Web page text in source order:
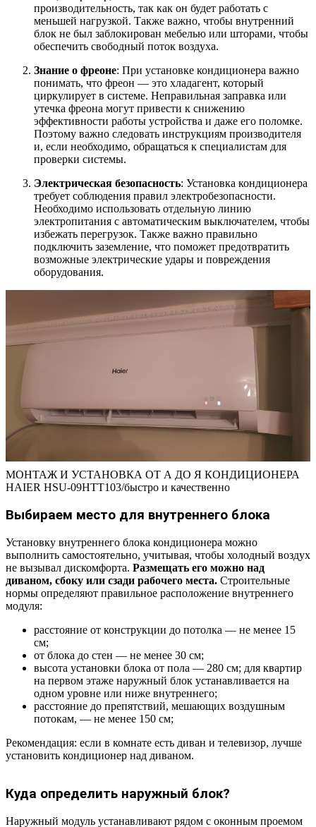
производительность, так как он будет работать с
меньшей нагрузкой. Также важно, чтобы внутренний
блок не был заблокирован мебелью или шторами, чтобы
обеспечить свободный поток воздуха.
Знание о фреоне: При установке кондиционера важно
понимать, что фреон — это хладагент, который
циркулирует в системе. Неправильная заправка или
утечка фреона могут привести к снижению
эффективности работы устройства и даже его поломке.
Поэтому важно следовать инструкциям производителя
и, если необходимо, обращаться к специалистам для
проверки системы.
Электрическая безопасность: Установка кондиционера
требует соблюдения правил электробезопасности.
Необходимо использовать отдельную линию
электропитания с автоматическим выключателем, чтобы
избежать перегрузок. Также важно правильно
подключить заземление, что поможет предотвратить
возможные электрические удары и повреждения
оборудования.
МОНТАЖ И УСТАНОВКА ОТ А ДО Я КОНДИЦИОНЕРА
HAIER HSU-09HTT103/быстро и качественно
Выбираем место для внутреннего блока
Установку внутреннего блока кондиционера можно
выполнить самостоятельно, учитывая, чтобы холодный воздух
не вызывал дискомфорта. Размещать его можно над
диваном, сбоку или сзади рабочего места. Строительные
нормы определяют правильное расположение внутреннего
модуля:
расстояние от конструкции до потолка — не менее 15
см;
от блока до стен — не менее 30 см;
высота установки блока от пола — 280 см; для квартир
на первом этаже наружный блок устанавливается на
одном уровне или ниже внутреннего;
расстояние до препятствий, мешающих воздушным
потокам, — не менее 150 см;
Рекомендация: если в комнате есть диван и телевизор, лучше
установить кондиционер над диваном.
Куда определить наружный блок?
Наружный модуль устанавливают рядом с оконным проемом